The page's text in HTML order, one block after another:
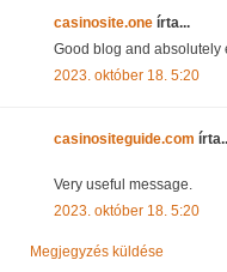
casinosite.one írta...
Good blog and absolutely
2023. október 18. 5:20
casinositeguide.com
Very useful message.
2023. október 18. 5:20
Megjegyzés küldése